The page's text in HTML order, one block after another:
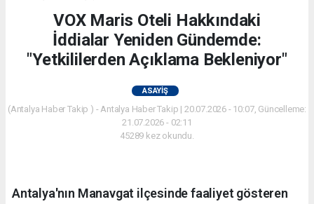
VOX Maris Oteli Hakkındaki
İddialar Yeniden Gündemde:
"Yetkililerden Açıklama Bekleniyor"
ASAYIŞ
(Antalya Haber Takip ) - Antalya Haber Takip | 20.07.2026 - 10:07, Güncelleme:
21.07.2026 - 02:11
45289 kez okundu.
Antalya'nın Manavgat ilçesinde faaliyet gösteren